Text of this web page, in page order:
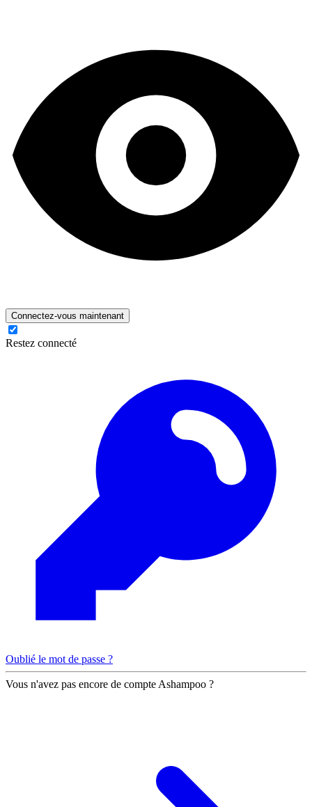
Connectez-vous maintenant
Restez connecté
Oublié le mot de passe ?
Vous n'avez pas encore de compte Ashampoo ?